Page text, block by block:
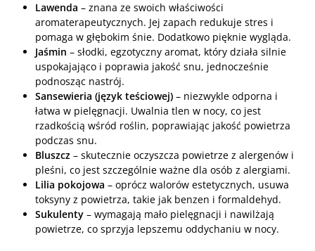
Lawenda – znana ze swoich właściwości
aromaterapeutycznych. Jej zapach redukuje stres i
pomaga w głębokim śnie. Dodatkowo pięknie wygląda.
Jaśmin – słodki, egzotyczny aromat, który działa silnie
uspokajająco i poprawia jakość snu, jednocześnie
podnosząc nastrój.
Sansewieria (język teściowej) – niezwykle odporna i
łatwa w pielęgnacji. Uwalnia tlen w nocy, co jest
rzadkością wśród roślin, poprawiając jakość powietrza
podczas snu.
Bluszcz – skutecznie oczyszcza powietrze z alergenów i
pleśni, co jest szczególnie ważne dla osób z alergiami.
Lilia pokojowa – oprócz walorów estetycznych, usuwa
toksyny z powietrza, takie jak benzen i formaldehyd.
Sukulenty – wymagają mało pielęgnacji i nawilżają
powietrze, co sprzyja lepszemu oddychaniu w nocy.